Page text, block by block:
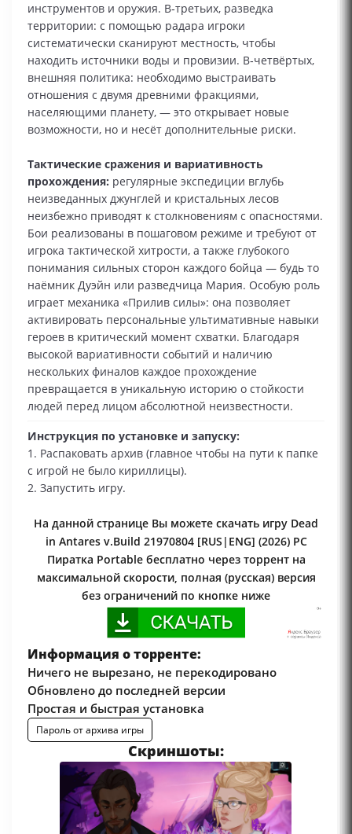
инструментов и оружия. В‑третьих, разведка
территории: с помощью радара игроки
систематически сканируют местность, чтобы
находить источники воды и провизии. В‑четвёртых,
внешняя политика: необходимо выстраивать
отношения с двумя древними фракциями,
населяющими планету, — это открывает новые
возможности, но и несёт дополнительные риски.
Тактические сражения и вариативность
прохождения: регулярные экспедиции вглубь
неизведанных джунглей и кристальных лесов
неизбежно приводят к столкновениям с опасностями.
Бои реализованы в пошаговом режиме и требуют от
игрока тактической хитрости, а также глубокого
понимания сильных сторон каждого бойца — будь то
наёмник Дуэйн или разведчица Мария. Особую роль
играет механика «Прилив силы»: она позволяет
активировать персональные ультимативные навыки
героев в критический момент схватки. Благодаря
высокой вариативности событий и наличию
нескольких финалов каждое прохождение
превращается в уникальную историю о стойкости
людей перед лицом абсолютной неизвестности.
Инструкция по установке и запуску:
1. Распаковать архив (главное чтобы на пути к папке
с игрой не было кириллицы).
2. Запустить игру.
На данной странице Вы можете скачать игру Dead
in Antares v.Build 21970804 [RUS|ENG] (2026) PC
Пиратка Portable бесплатно через торрент на
максимальной скорости, полная (русская) версия
без ограничений по кнопке ниже
Информация о торренте:
Ничего не вырезано, не перекодировано
Обновлено до последней версии
Простая и быстрая установка
Пароль от архива игры
Скриншоты: